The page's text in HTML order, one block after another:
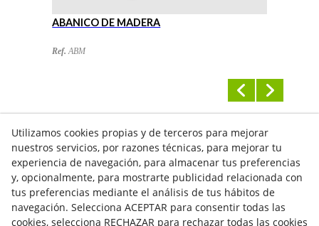
ABANICO DE MADERA
Ref. ABM
Utilizamos cookies propias y de terceros para mejorar
nuestros servicios, por razones técnicas, para mejorar tu
experiencia de navegación, para almacenar tus preferencias
y, opcionalmente, para mostrarte publicidad relacionada con
tus preferencias mediante el análisis de tus hábitos de
navegación. Selecciona ACEPTAR para consentir todas las
cookies, selecciona RECHAZAR para rechazar todas las cookies